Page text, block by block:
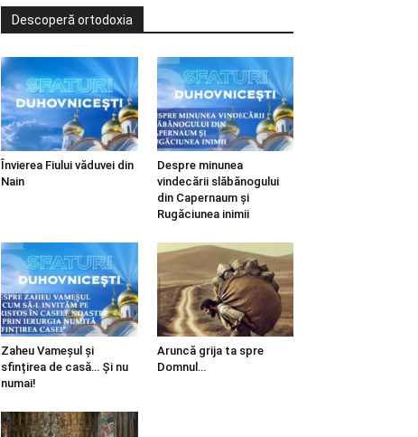
Descoperă ortodoxia
Învierea Fiului văduvei din
Nain
Despre minunea
vindecării slăbănogului
din Capernaum și
Rugăciunea inimii
Zaheu Vameșul și
sfințirea de casă… Și nu
numai!
Aruncă grija ta spre
Domnul…